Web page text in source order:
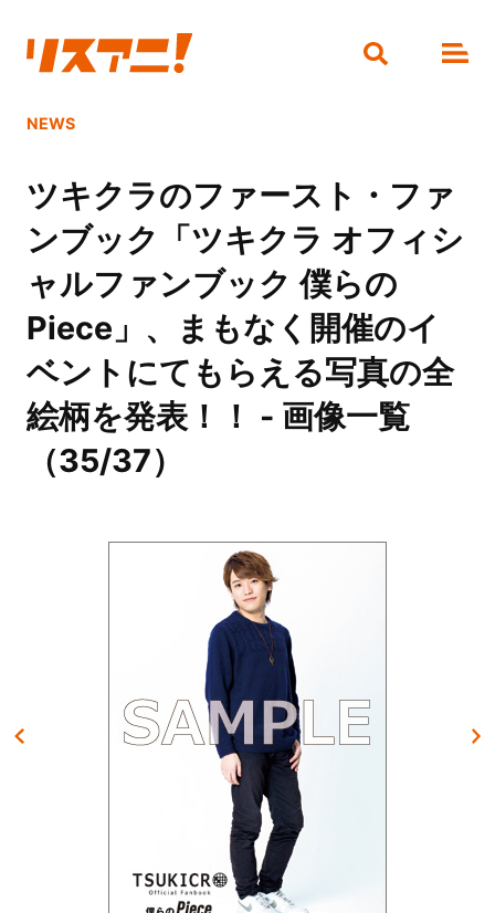
NEWS
ツキクラのファースト・ファ
ンブック「ツキクラ オフィシ
ャルファンブック 僕らの
Piece」、まもなく開催のイ
ベントにてもらえる写真の全
絵柄を発表！！ - 画像一覧
（35/37）